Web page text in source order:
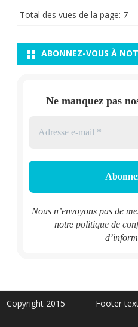
Total des vues de la page: 7
ABONNEZ-VOUS À
Ne manquez pas
Nous n’envoyons pas de
notre politique de
Copyright 2015 Footer